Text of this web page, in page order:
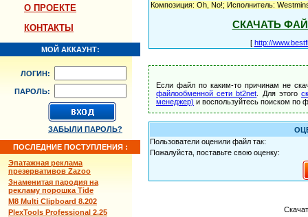
О ПРОЕКТЕ
КОНТАКТЫ
МОЙ АККАУНТ:
ЛОГИН:
ПАРОЛЬ:
ЗАБЫЛИ ПАРОЛЬ?
ПОСЛЕДНИЕ ПОСТУПЛЕНИЯ :
Эпатажная реклама
презервативов Zazoo
Знаменитая пародия на
рекламу порошка Tide
M8 Multi Clipboard 8.202
PlexTools Professional 2.25
Композиция: Oh, No!; Исполнитель:
СКАЧАТЬ
[ http://
Если файл по каким-то причинам не
файлообменной сети bt2net . Для этого
менеджер) и воспользуйтесь поиском по
Пользователи оценили файл так:
Пожалуйста, поставьте свою оценку: